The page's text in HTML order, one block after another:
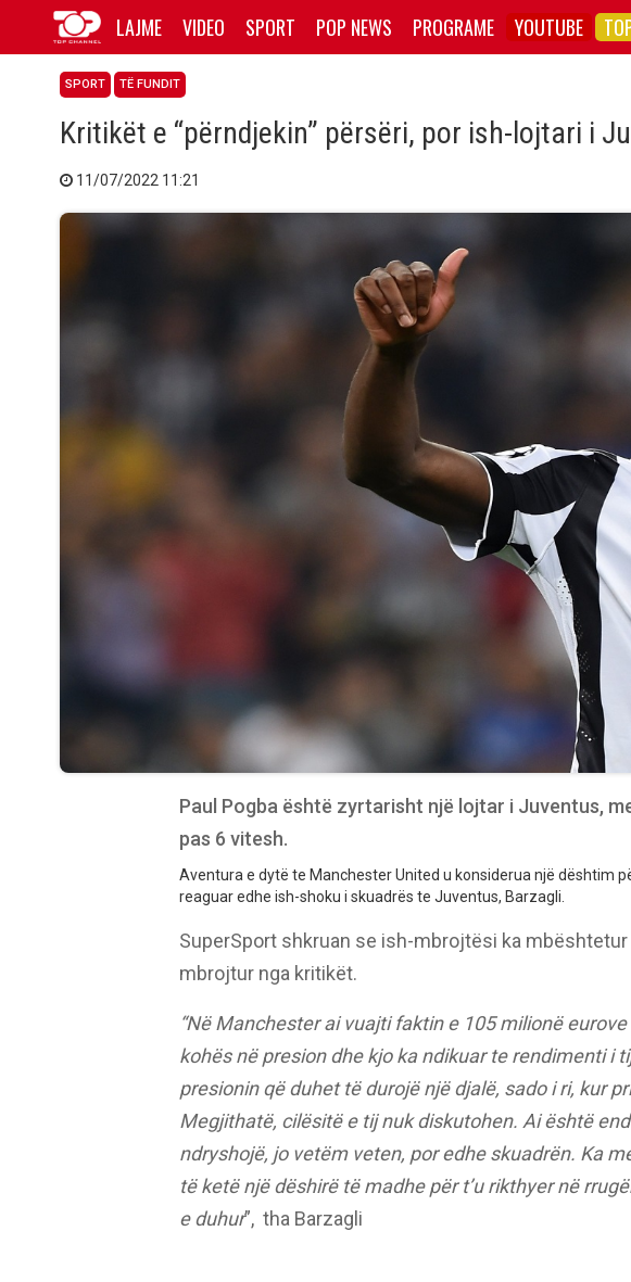
LAJME VIDEO SPORT POP NEWS PROGRAME YOUTUBE
SPORT TË FUNDIT
Kritikët e “përndjekin” përsëri, por ish-lojtari i
11/07/2022 11:21
Paul Pogba është zyrtarisht një lojtar i Juventus,
pas 6 vitesh.
Aventura e dytë te Manchester United u konsiderua një dështim
reaguar edhe ish-shoku i skuadrës te Juventus, Barzagli.
SuperSport shkruan se ish-mbrojtësi ka
mbrojtur nga kritikët.
“Në Manchester ai vuajti faktin e 105 milionë
kohës në presion dhe kjo ka ndikuar te rendimenti i
presionin që duhet të durojë një djalë, sado i ri, kur
Megjithatë, cilësitë e tij nuk diskutohen. Ai është
ndryshojë, jo vetëm veten, por edhe skuadrën. Ka
të ketë një dëshirë të madhe për t’u rikthyer në
e duhur”, tha Barzagli